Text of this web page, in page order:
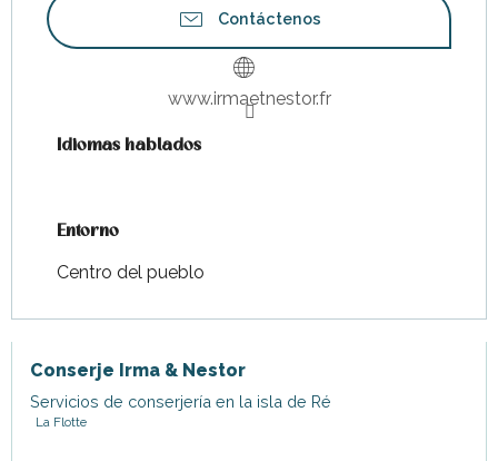
Contáctenos
www.irmaetnestor.fr
Idiomas hablados
Idiomas hablados
Entorno
Entorno
Centro del pueblo
Conserje Irma & Nestor
Servicios de conserjería en la isla de Ré
La Flotte